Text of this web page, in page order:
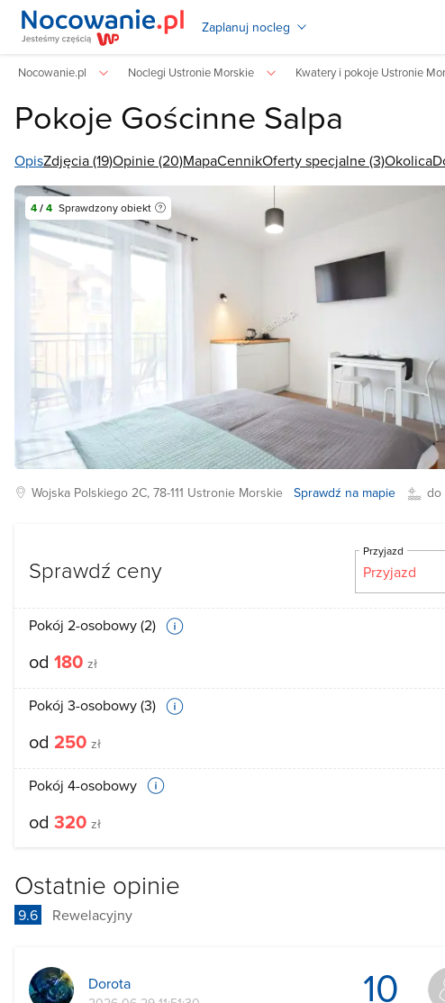
Zaplanuj nocleg
Nocowanie.pl Noclegi Ustronie Morskie Kwatery i pokoje Ustronie
Pokoje Gościnne Salpa
OpisZdjęcia (19)Opinie (20)MapaCennikOferty specjalne (3)Okolica
4/4 Sprawdzony obiekt
Wojska Polskiego2C, 78-111 Ustronie Morskie Sprawdź na mapie
Sprawdź ceny
Przyjazd
Pokój 2-osobowy (2)
od 180 zł
Pokój 3-osobowy (3)
od 250 zł
Pokój 4-osobowy
od 320 zł
Ostatnie opinie
9.6 Rewelacyjny
10
Dorota